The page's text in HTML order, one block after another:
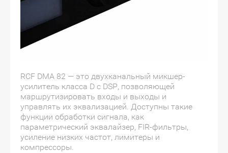
RCF DMA 82 — это двухканальный микшер-
усилитель класса D с DSP, позволяющей
маршрутизировать входы и выходы и
управлять их эквализацией. Доступны такие
функции обработки сигнала, как
параметрический эквалайзер, FIR-фильтры,
усиление низких частот, лимитеры и
компрессоры.